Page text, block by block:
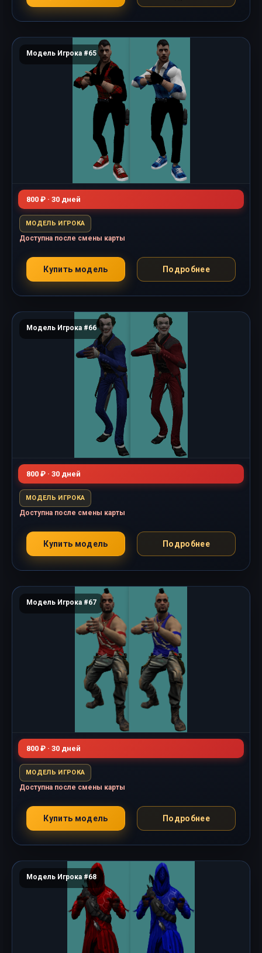
Модель Игрока #65
800 ₽ · 30 дней
МОДЕЛЬ ИГРОКА
Доступна после смены карты
Купить модель Подробнее
Модель Игрока #66
800 ₽ · 30 дней
МОДЕЛЬ ИГРОКА
Доступна после смены карты
Купить модель Подробнее
Модель Игрока #67
800 ₽ · 30 дней
МОДЕЛЬ ИГРОКА
Доступна после смены карты
Купить модель Подробнее
Модель Игрока #68